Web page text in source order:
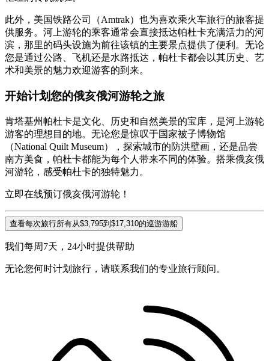
此外，美国铁路公司（Amtrak）也为喜欢乘火车旅行的旅客提
供服务。河上游轮的乘客通常会直接抵达帕杜卡充满活力的河
滨，那里的码头设施为前往该镇的主要景点提供了便利。无论
您是通过公路、飞机还是水路抵达，帕杜卡都会以其历史、艺
术和美景的魅力欢迎游客的到来。
开始计划您的俄亥俄河游轮之旅
肯塔基州帕杜卡是文化、历史和自然美景的宝库，是河上游轮
游客的理想目的地。无论您是惊叹于国家被子博物馆
（National Quilt Museum），探索城市的防洪壁画，还是品尝
南方美食，帕杜卡都能为每个人带来不同的体验。搭乘俄亥俄
河游轮，感受帕杜卡的独特魅力。
立即在线预订俄亥俄河游轮！
查看每次旅行所有从$3,795到$17,310的巡游游船
我们每周7天，24小时提供帮助
无论您何时计划旅行，请联系我们的专业旅行顾问。